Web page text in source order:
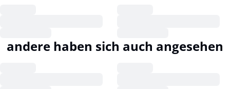
andere haben sich auch angesehen